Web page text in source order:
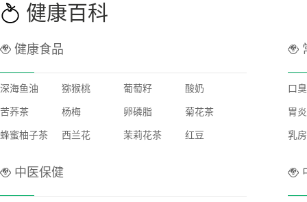
健康百科
健康食品
深海鱼油 猕猴桃 葡萄籽 酸奶
苦荞茶 杨梅 卵磷脂 菊花茶
蜂蜜柚子茶 西兰花 茉莉花茶 红豆
口臭
胃炎
乳房
中医保健